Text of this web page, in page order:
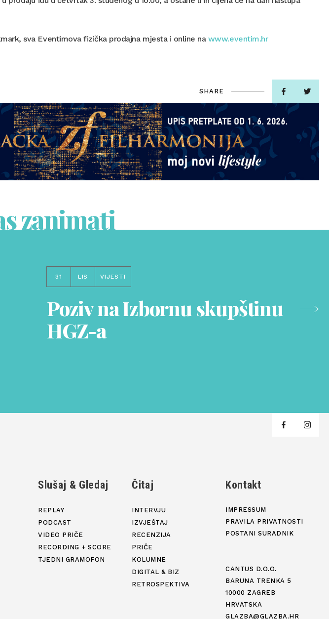
sva Eventimova fizička prodajna mjesta i online na www.eventim.hr
SHARE
zanimati
31 LIS VIJESTI
Poziv na Izbornu skupštinu
HGZ-a
Slušaj & Gledaj
REPLAY
PODCAST
VIDEO PRIČE
RECORDING + SCORE
TJEDNI GRAMOFON
Čitaj
INTERVJU
IZVJEŠTAJ
RECENZIJA
PRIČE
KOLUMNE
DIGITAL & BIZ
RETROSPEKTIVA
Kontakt
IMPRESSUM
PRAVILA PRIVATNOSTI
POSTANI SURADNIK
CANTUS D.O.O.
BARUNA TRENKA 5
10000 ZAGREB
HRVATSKA
GLAZBA@GLAZBA.HR